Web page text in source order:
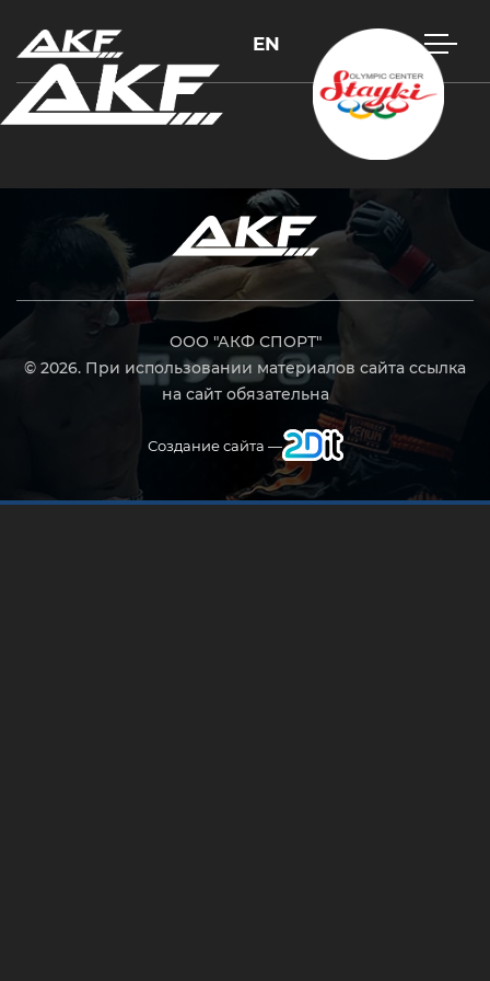
EN
ООО "АКФ СПОРТ"
© 2026. При использовании материалов сайта ссылка
на сайт обязательна
Создание сайта —
Нажмите Enter для поиска или Esc, чтобы закрыть